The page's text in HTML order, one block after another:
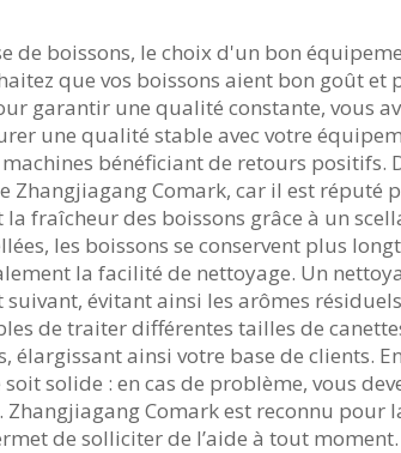
de boissons, le choix d'un bon
que vos boissons aient bon goût et
garantir une qualité constante, vous
une qualité stable avec votre
bénéficiant de retours positifs.
Comark, car il est réputé
fraîcheur des boissons grâce à un
les boissons se conservent plus
la facilité de nettoyage. Un
évitant ainsi les arômes
de traiter différentes tailles de
élargissant ainsi votre base de clients.
solide : en cas de problème, vous
Zhangjiagang Comark est reconnu pour
de solliciter de l’aide à tout moment.